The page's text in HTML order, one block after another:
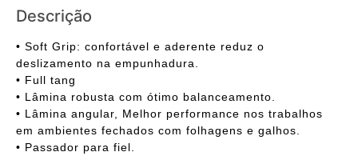
Descrição
• Soft Grip: confortável e aderente reduz o
deslizamento na empunhadura.
• Full tang
• Lâmina robusta com ótimo balanceamento.
• Lâmina angular, Melhor performance nos trabalhos
em ambientes fechados com folhagens e galhos.
• Passador para fiel.